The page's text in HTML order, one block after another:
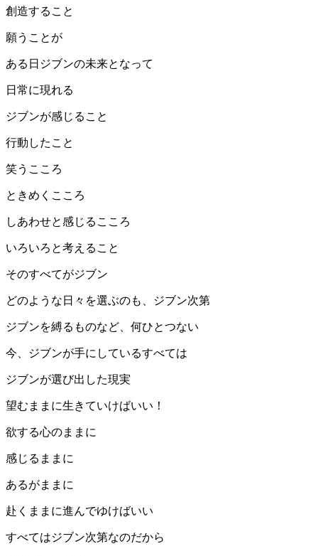
創造すること
願うことが
ある日ジブンの未来となって
日常に現れる
ジブンが感じること
行動したこと
笑うこころ
ときめくこころ
しあわせと感じるこころ
いろいろと考えること
そのすべてがジブン
どのような日々を選ぶのも、ジブン次第
ジブンを縛るものなど、何ひとつない
今、ジブンが手にしているすべては
ジブンが選び出した現実
望むままに生きていけばいい！
欲する心のままに
感じるままに
あるがままに
赴くままに進んでゆけばいい
すべてはジブン次第なのだから